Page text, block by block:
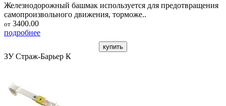
Железнодорожный башмак используется для предотвращения
самопроизвольного движения, торможе..
от 3400.00
подробнее
купить
ЗУ Страж-Барьер К